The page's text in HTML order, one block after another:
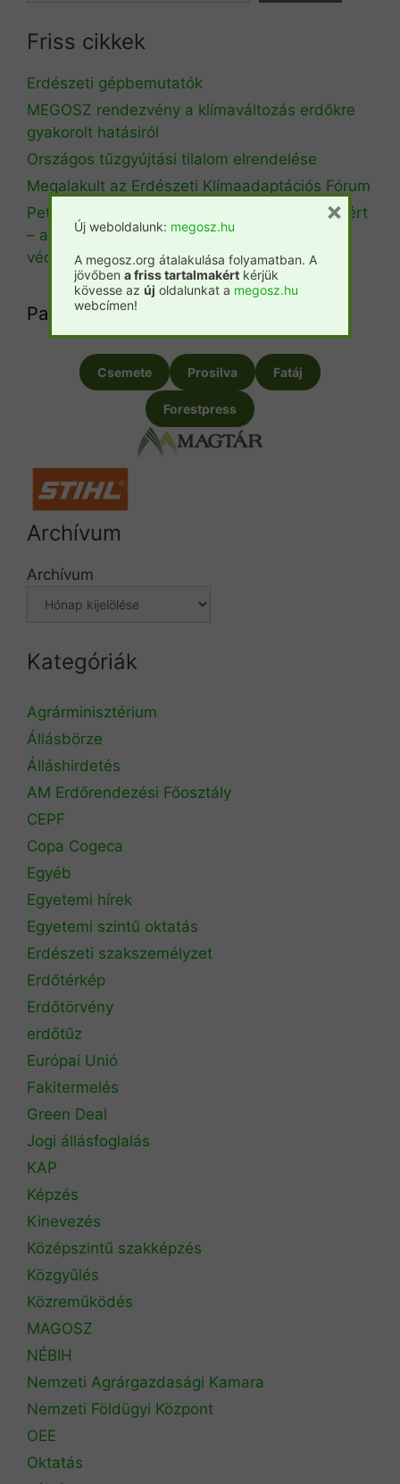
Friss cikkek
Erdészeti gépbemutatók
MEGOSZ rendezvény a klímaváltozás erdőkre
gyakorolt hatásiról
Országos tűzgyújtási tilalom elrendelése
Megalakult az Erdészeti Klímaadaptációs Fórum
Petíciót indított a Copa-Cogeca a KAP jövőjéért
– a gazdák és az élelmiszer-biztonság
védelmében
Partnereink
Csemete Prosilva Fatáj
Forestpress
Archívum
Archívum
Kategóriák
Agrárminisztérium
Állásbörze
Álláshirdetés
AM Erdőrendezési Főosztály
CEPF
Copa Cogeca
Egyéb
Egyetemi hírek
Egyetemi szintű oktatás
Erdészeti szakszemélyzet
Erdőtérkép
Erdőtörvény
erdőtűz
Európai Unió
Fakitermelés
Green Deal
Jogi állásfoglalás
KAP
Képzés
Kinevezés
Középszintű szakképzés
Közgyűlés
Közreműködés
MAGOSZ
NÉBIH
Nemzeti Agrárgazdasági Kamara
Nemzeti Földügyi Központ
OEE
Oktatás
Új weboldalunk: megosz.hu
A megosz.org átalakulása folyamatban. A
jövőben a friss tartalmakért kérjük
kövesse az új oldalunkat a megosz.hu
webcímen!
×